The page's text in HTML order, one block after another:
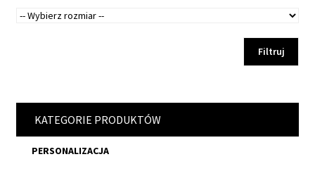
Filtruj
KATEGORIE PRODUKTÓW
PERSONALIZACJA